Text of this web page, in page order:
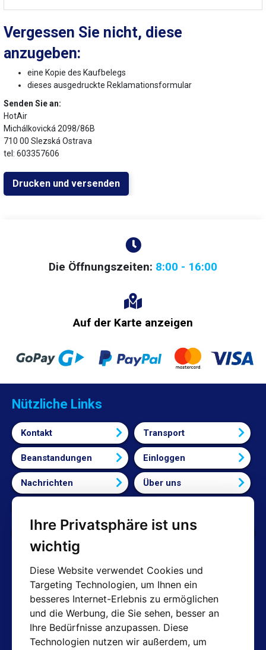
Ihre Privatsphäre ist uns
wichtig
Diese Website verwendet Cookies und
Targeting Technologien, um Ihnen ein
besseres Internet-Erlebnis zu ermöglichen
und die Werbung, die Sie sehen, besser an
Ihre Bedürfnisse anzupassen. Diese
Technologien nutzen wir außerdem, um
Vergessen Sie nicht, diese
anzugeben:
eine Kopie des Kaufbelegs
dieses ausgedruckte Reklamationsformular
Senden Sie an:
HotAir
Michálkovická 2098/86B
710 00 Slezská Ostrava
tel: 603357606
Drucken und versenden
Die Öffnungszeiten: 8:00 - 16:00
Auf der Karte anzeigen
Nützliche Links
Kontakt Transport
Beanstandungen Einloggen
Nachrichten Über uns
Cookie-Einstellungen bearbeiten
AT-Kontakte
Shop: info@hotair.cz
+420 603 357 606 (Nur Englisch)
Mo-Fr: 7:30 – 15:00